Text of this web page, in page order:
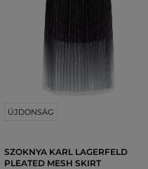
ÚJDONSÁG
SZOKNYA KARL LAGERFELD
PLEATED MESH SKIRT